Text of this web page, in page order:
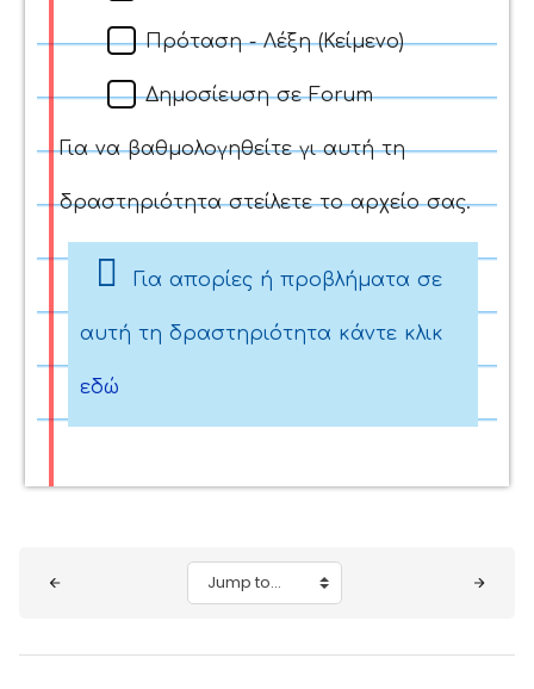
Πρόταση - Λέξη (Κείμενο)
Δημοσίευση σε Forum
Για να βαθμολογηθείτε γι αυτή τη
δραστηριότητα στείλετε το αρχείο σας.
Για απορίες ή προβλήματα σε
αυτή τη δραστηριότητα κάντε κλικ
εδώ
Jump to...